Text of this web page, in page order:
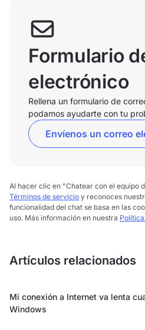
Formulario
electrónico
Rellena un formulario de
podamos ayudarte con tu
Envíenos un correo
Al hacer clic en "Chatear con el equipo
Términos de servicio y reconoces
funcionalidad del chat se basa en las
uso. Más información en nuestra
Artículos relacionados
Mi conexión a Internet va lenta
Windows